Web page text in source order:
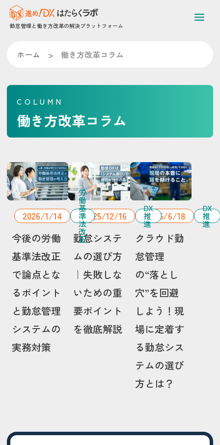
勤怠管理と働き方改革の解決プラットフォーム
ホーム > 働き方改革コラム
COLUMN
働き方改革コラム
2026/1/14
労
働
基
準
法
改
正
今後の労働
基準法改正
で論点とな
るポイント
と勤怠管理
システムの
実務対策
2025/12/16
DX
推
進
勤怠システ
ムの選び方
｜失敗しな
いための重
要ポイント
を徹底解説
2025/6/18
DX
推
進
クラウド勤
怠管理
の“落とし
穴”を回避
しよう！現
場に定着す
る勤怠シス
テムの選び
方とは？